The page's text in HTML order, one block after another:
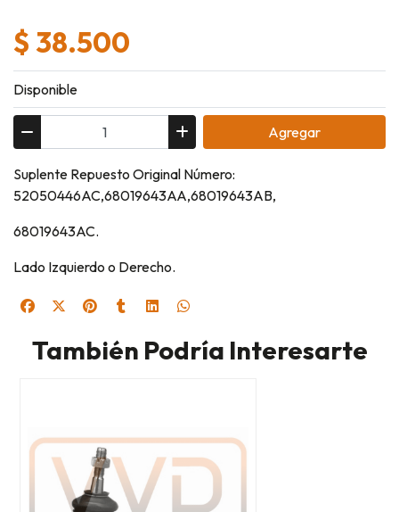
$ 38.500
Disponible
Agregar
Suplente Repuesto Original Número:
52050446AC,68019643AA,68019643AB,
68019643AC.
Lado Izquierdo o Derecho.
También Podría Interesarte